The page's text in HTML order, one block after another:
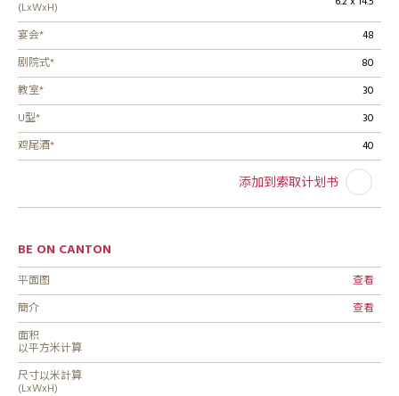
(LxWxH)
宴会*
48
剧院式*
80
教室*
30
U型*
30
鸡尾酒*
40
添加到索取计划书
BE ON CANTON
平面图
查看
簡介
查看
面积
以平方米计算
尺寸以米計算
(LxWxH)